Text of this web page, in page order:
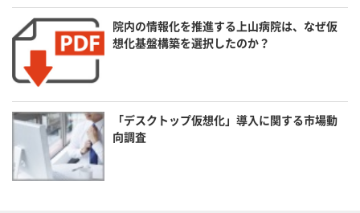
院内の情報化を推進する上山病院は、なぜ仮
想化基盤構築を選択したのか？
「デスクトップ仮想化」導入に関する市場動
向調査